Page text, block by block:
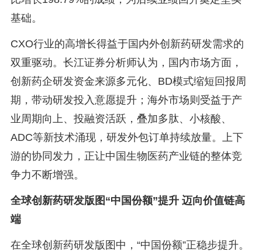
基础。
CXO行业的高增长得益于国内外创新药研发需求的
双重驱动。长江证券分析师认为，国内市场方面，
创新药企研发资金来源多元化、BD模式缩短回报周
期，带动研发投入意愿提升；海外市场则受益于产
业周期向上、投融资活跃，叠加多肽、小核酸、
ADC等新技术涌现，研发外包订单持续放量。上下
游的协同发力，正让中国生物医药产业链的整体竞
争力不断增强。
全球创新药研发版图“中国份额”提升 迈向价值链高
端
在全球创新药研发版图中，“中国份额”正稳步提升。